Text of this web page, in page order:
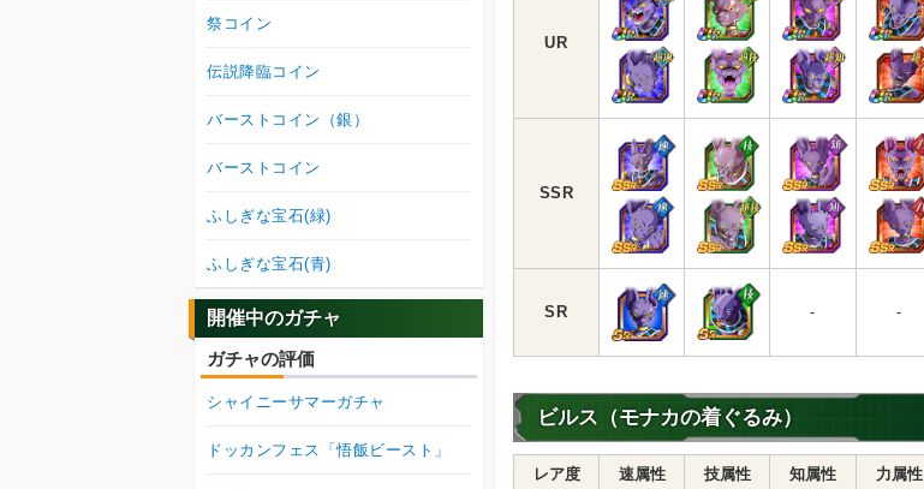
UR
SSR
SR - -
ビルス（モナカの着ぐるみ）
レア度 速属性 技属性 知属性 力属性
祭コイン
伝説降臨コイン
バーストコイン（銀）
バーストコイン
ふしぎな宝石(緑)
ふしぎな宝石(青)
開催中のガチャ
ガチャの評価
シャイニーサマーガチャ
ドッカンフェス「悟飯ビースト」